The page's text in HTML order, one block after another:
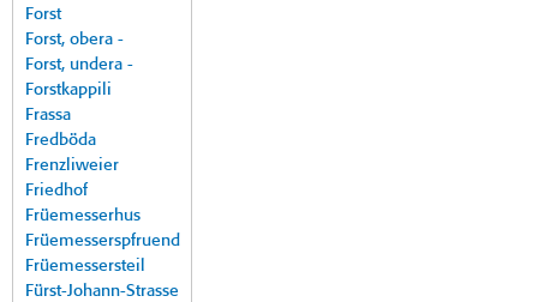
Forst
Forst, obera -
Forst, undera -
Forstkappili
Frassa
Fredböda
Frenzliweier
Friedhof
Früemesserhus
Früemesserspfruend
Früemessersteil
Fürst-Johann-Strasse